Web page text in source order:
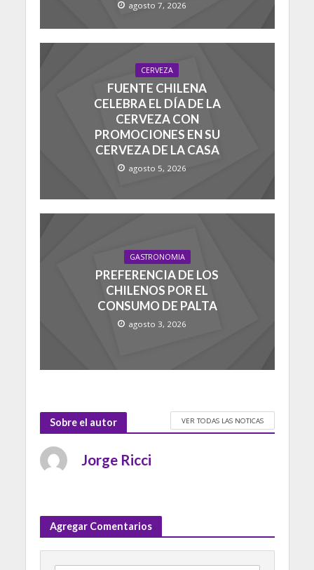
agosto 7, 2026
CERVEZA
FUENTE CHILENA
CELEBRA EL DÍA DE LA
CERVEZA CON
PROMOCIONES EN SU
CERVEZA DE LA CASA
agosto 5, 2026
GASTRONOMIA
PREFERENCIA DE LOS
CHILENOS POR EL
CONSUMO DE PALTA
agosto 3, 2026
Sobre el autor VER TODAS LAS NOTICAS
Jorge Ricci
Agregar Comentarios